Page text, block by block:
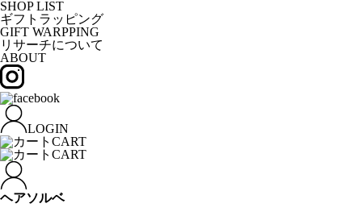
SHOP LIST
ギフトラッピング
GIFT WARPPING
リサーチについて
ABOUT
LOGIN
CART
CART
ヘアソルベ